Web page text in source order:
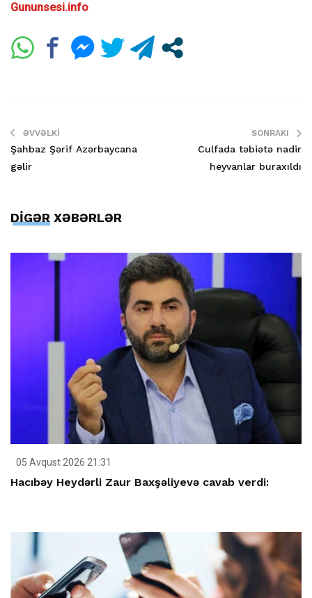
Gununsesi.info
ƏVVƏLKI
Şahbaz Şərif Azərbaycana
gəlir
SONRAKI
Culfada təbiətə nadir
heyvanlar buraxıldı
DİGƏR XƏBƏRLƏR
05 Avqust 2026 21:31
Hacıbəy Heydərli Zaur Baxşəliyevə cavab verdi: